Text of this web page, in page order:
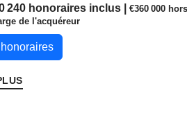
rentable et bien
reconstitué pour couple : 95 000
totales : 130 000 €
le dimanche + 3 semaines
et vie personnelle
240 honoraires inclus |€360 000
de l'acquéreur